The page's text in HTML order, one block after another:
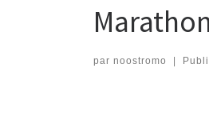
par noostromo |